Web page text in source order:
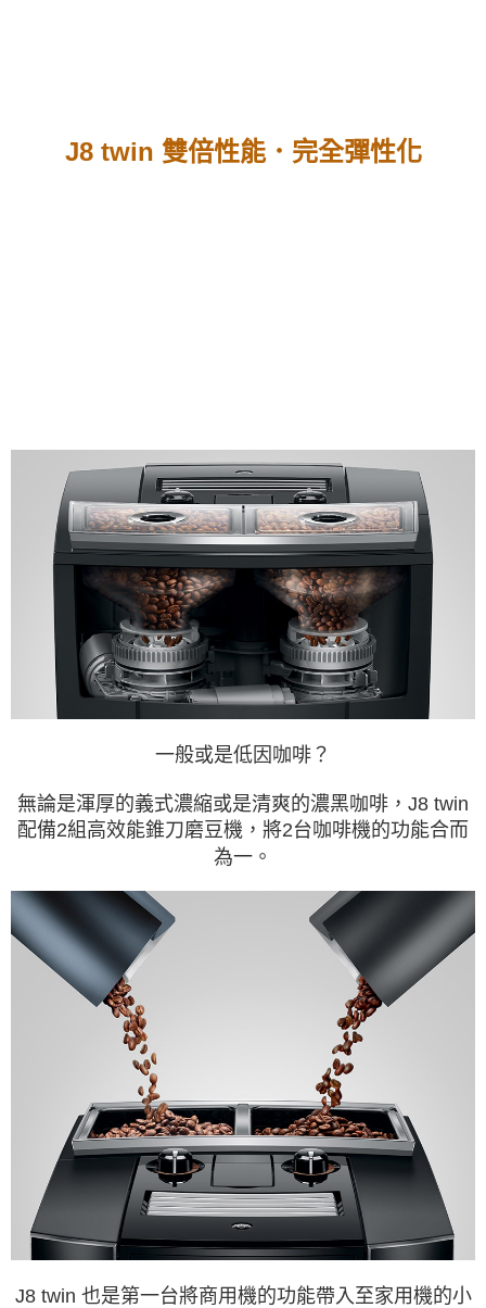
J8 twin 雙倍性能．完全彈性化
一般或是低因咖啡？
無論是渾厚的義式濃縮或是清爽的濃黑咖啡，J8 twin
配備2組高效能錐刀磨豆機，將2台咖啡機的功能合而
為一。
J8 twin 也是第一台將商用機的功能帶入至家用機的小